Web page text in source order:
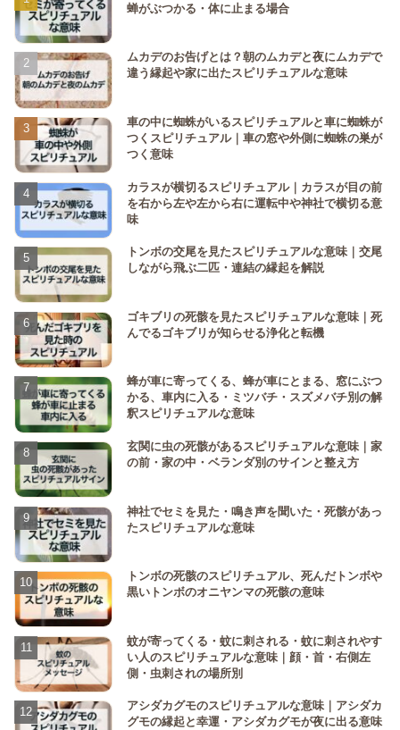
蝉がぶつかる・体に止まる場合
ムカデのお告げとは？朝のムカデと夜にムカデで
違う縁起や家に出たスピリチュアルな意味
車の中に蜘蛛がいるスピリチュアルと車に蜘蛛が
つくスピリチュアル｜車の窓や外側に蜘蛛の巣が
つく意味
カラスが横切るスピリチュアル｜カラスが目の前
を右から左や左から右に運転中や神社で横切る意
味
トンボの交尾を見たスピリチュアルな意味｜交尾
しながら飛ぶ二匹・連結の縁起を解説
ゴキブリの死骸を見たスピリチュアルな意味｜死
んでるゴキブリが知らせる浄化と転機
蜂が車に寄ってくる、蜂が車にとまる、窓にぶつ
かる、車内に入る・ミツバチ・スズメバチ別の解
釈スピリチュアルな意味
玄関に虫の死骸があるスピリチュアルな意味｜家
の前・家の中・ベランダ別のサインと整え方
神社でセミを見た・鳴き声を聞いた・死骸があっ
たスピリチュアルな意味
トンボの死骸のスピリチュアル、死んだトンボや
黒いトンボのオニヤンマの死骸の意味
蚊が寄ってくる・蚊に刺される・蚊に刺されやす
い人のスピリチュアルな意味｜顔・首・右側左
側・虫刺されの場所別
アシダカグモのスピリチュアルな意味｜アシダカ
グモの縁起と幸運・アシダカグモが夜に出る意味